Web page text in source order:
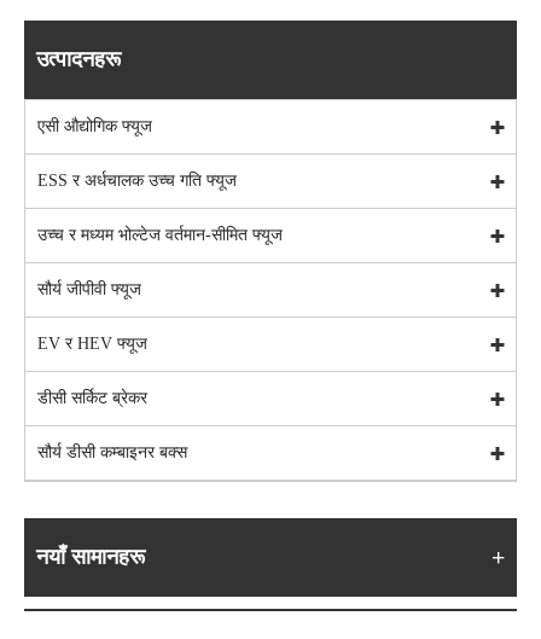
उत्पादनहरू
एसी औद्योगिक फ्यूज
ESS र अर्धचालक उच्च गति फ्यूज
उच्च र मध्यम भोल्टेज वर्तमान-सीमित फ्यूज
सौर्य जीपीवी फ्यूज
EV र HEV फ्यूज
डीसी सर्किट ब्रेकर
सौर्य डीसी कम्बाइनर बक्स
नयाँ सामानहरू